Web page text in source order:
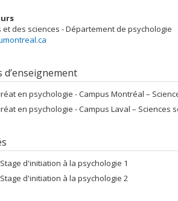
et des sciences - Département de psychologie
d’enseignement
en psychologie - Campus Montréal –
en psychologie - Campus Laval – Sciences
Stage d'initiation à la psychologie 1
Stage d'initiation à la psychologie 2